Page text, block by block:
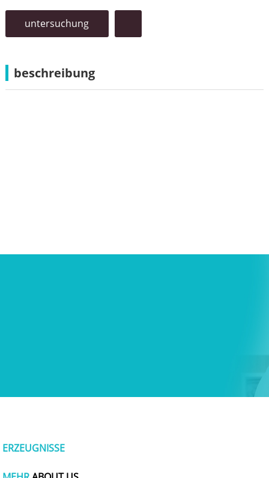
untersuchung
beschreibung
ERZEUGNISSE